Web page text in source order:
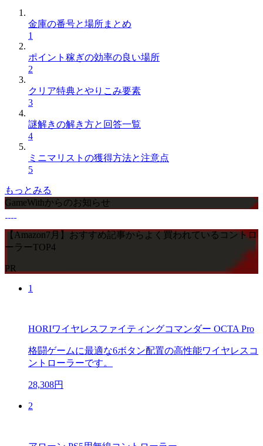
金庫の番号と場所まとめ
1
ポイント稼ぎの効率の良い場所
2
クリア特典とやりこみ要素
3
謎解きの解き方と回答一覧
4
ミニマリストの獲得方法と注意点
5
もっとみる
GameWithからのお知らせ
【Amazon7月】おすすめ記事からよく買われているコントロ
ーラーTOP4
PR
1
HORIワイヤレスファイティングコマンダー OCTA Pro
格闘ゲームに最適な6ボタン配置の高性能ワイヤレスコ
ントローラーです。
28,308円
2